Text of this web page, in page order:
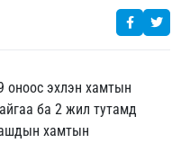
оноос эхлэн хамтын
ба 2 жил тутамд
хамтын